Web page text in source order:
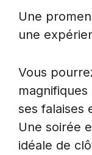
Une
une
Vous
magnifiques
ses falaises
Une soirée
idéale de